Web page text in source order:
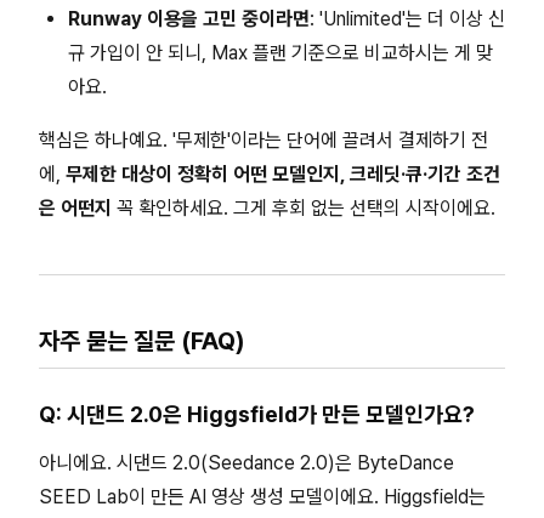
Runway 이용을 고민 중이라면: 'Unlimited'는 더 이상 신
규 가입이 안 되니, Max 플랜 기준으로 비교하시는 게 맞
아요.
핵심은 하나예요. '무제한'이라는 단어에 끌려서 결제하기 전
에, 무제한 대상이 정확히 어떤 모델인지, 크레딧·큐·기간 조건
은 어떤지 꼭 확인하세요. 그게 후회 없는 선택의 시작이에요.
자주 묻는 질문 (FAQ)
Q: 시댄드 2.0은 Higgsfield가 만든 모델인가요?
아니에요. 시댄드 2.0(Seedance 2.0)은 ByteDance
SEED Lab이 만든 AI 영상 생성 모델이에요. Higgsfield는